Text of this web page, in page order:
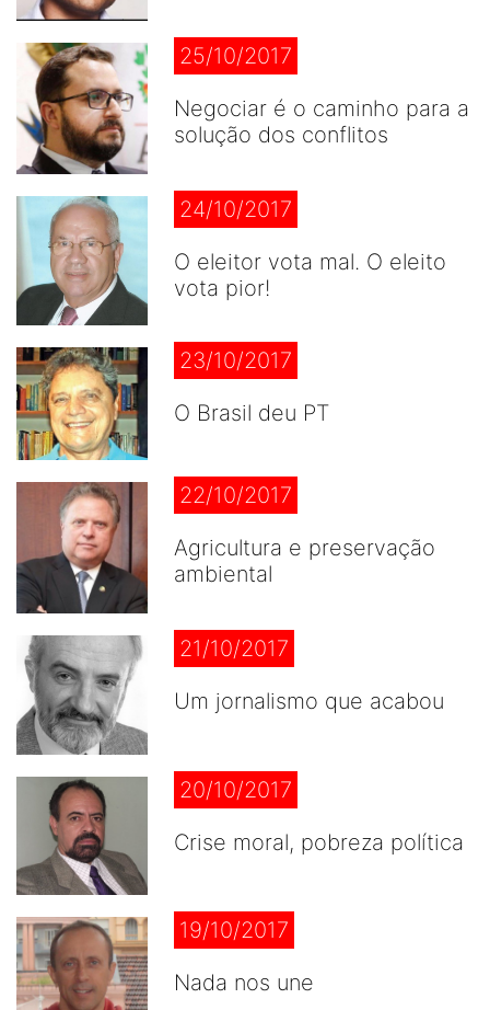
25/10/2017
Negociar é o caminho para a
solução dos conflitos
24/10/2017
O eleitor vota mal. O eleito
vota pior!
23/10/2017
O Brasil deu PT
22/10/2017
Agricultura e preservação
ambiental
21/10/2017
Um jornalismo que acabou
20/10/2017
Crise moral, pobreza política
19/10/2017
Nada nos une